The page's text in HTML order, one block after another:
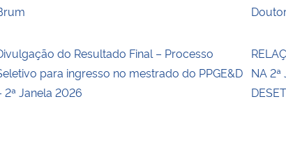
do Resultado Final – Processo
para ingresso no mestrado do PPGE&D
2ª Janela 2026
NA 2ª